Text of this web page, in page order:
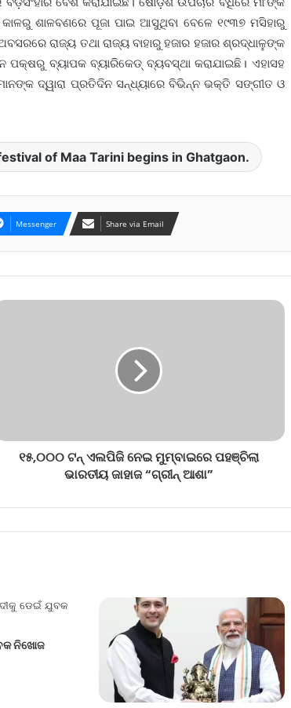
କାଳରୁ ଶାଳବଣରେ ପୂଜା ପାଇ ଆସୁଥିବା ବେଳେ ୧୯୩୭ ମସିହାରୁ
ରାଜ୍ୟ ତଥା ରାଜ୍ୟ ବାହାରୁ ହଜାର ହଜାର ଶ୍ରଦ୍ଧାଳୁଙ୍କ
ବ୍ୟାପକ ବ୍ୟାରିକେଡ୍ ବ୍ୟବସ୍ଥା କରାଯାଇଛି। ଏହାସହ
ଦ୍ୱାରା ପ୍ରତିଦିନ ସନ୍ଧ୍ୟାରେ ବିଭିନ୍ନ ଭକ୍ତି ସଙ୍ଗୀତ ଓ
of Maa Tarini begins in Ghatgaon.
Messenger Share via Email
୧୫,୦୦୦ ଟନ୍ ଏଲପିଜି ନେଇ ମୁମ୍ବାଇରେ ପହଞ୍ଚିଲା
ଭାରତୀୟ ଜାହାଜ “ଗ୍ରୀନ୍ ଆଶା”
ନିଖୋଜ